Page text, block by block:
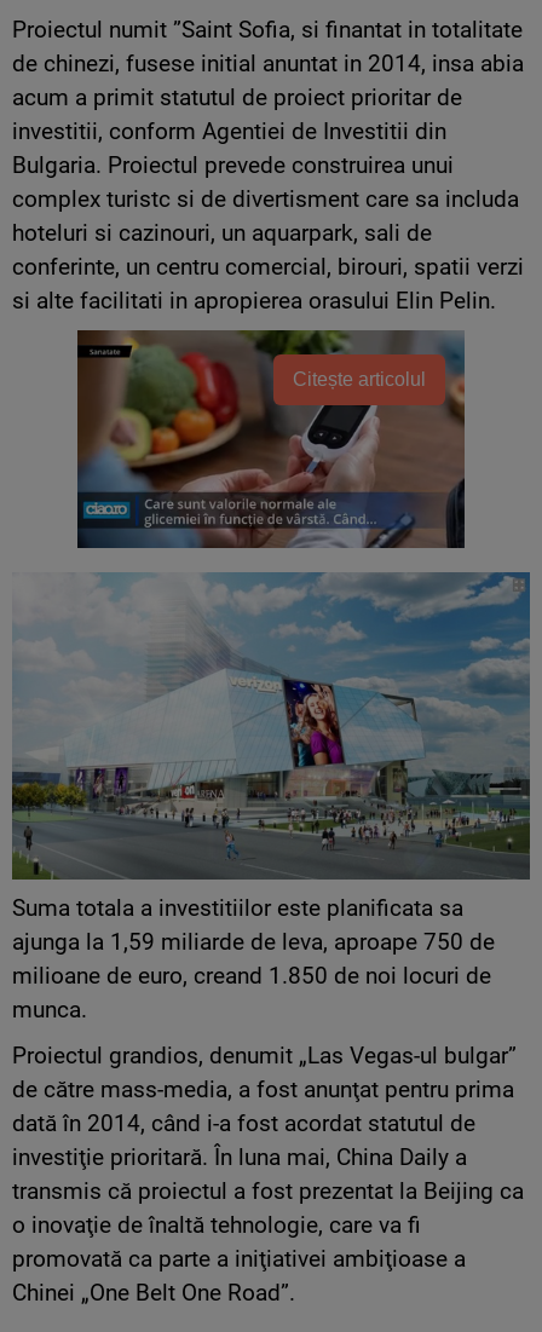
Proiectul numit ”Saint Sofia, si finantat in totalitate
de chinezi, fusese initial anuntat in 2014, insa abia
acum a primit statutul de proiect prioritar de
investitii, conform Agentiei de Investitii din
Bulgaria. Proiectul prevede construirea unui
complex turistc si de divertisment care sa includa
hoteluri si cazinouri, un aquarpark, sali de
conferinte, un centru comercial, birouri, spatii verzi
si alte facilitati in apropierea orasului Elin Pelin.
Citește articolul
Suma totala a investitiilor este planificata sa
ajunga la 1,59 miliarde de leva, aproape 750 de
milioane de euro, creand 1.850 de noi locuri de
munca.
Proiectul grandios, denumit „Las Vegas-ul bulgar”
de către mass-media, a fost anunţat pentru prima
dată în 2014, când i-a fost acordat statutul de
investiţie prioritară. În luna mai, China Daily a
transmis că proiectul a fost prezentat la Beijing ca
o inovaţie de înaltă tehnologie, care va fi
promovată ca parte a iniţiativei ambiţioase a
Chinei „One Belt One Road”.